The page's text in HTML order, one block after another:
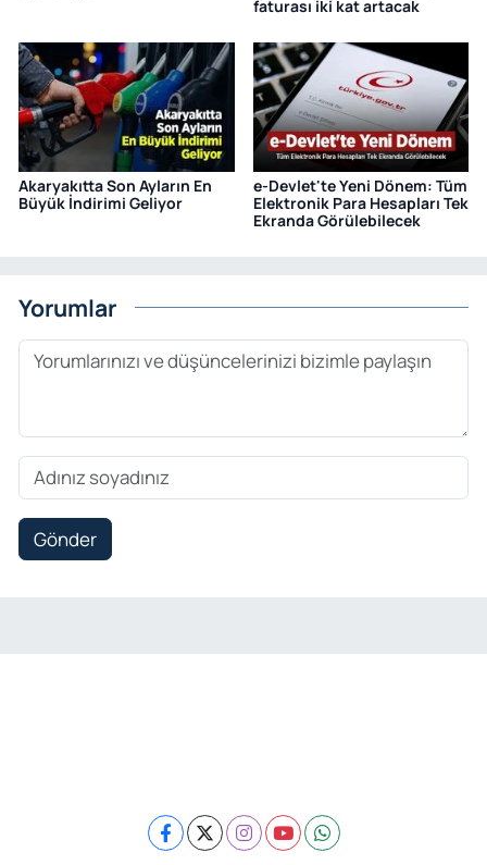
faturası iki kat artacak
Akaryakıtta Son Ayların En
Büyük İndirimi Geliyor
e-Devlet'te Yeni Dönem: Tüm
Elektronik Para Hesapları Tek
Ekranda Görülebilecek
Yorumlar
Gönder